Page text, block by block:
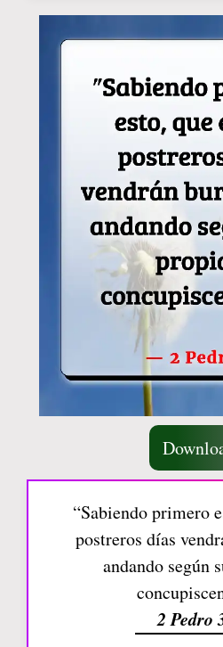
“Sabiendo primero
postreros días
andando según
2 Pedro